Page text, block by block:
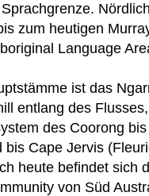
zum heutigen
Language
ist das
entlang des
des Coorong
bis Cape Jervis
heute befindet sich
von Süd